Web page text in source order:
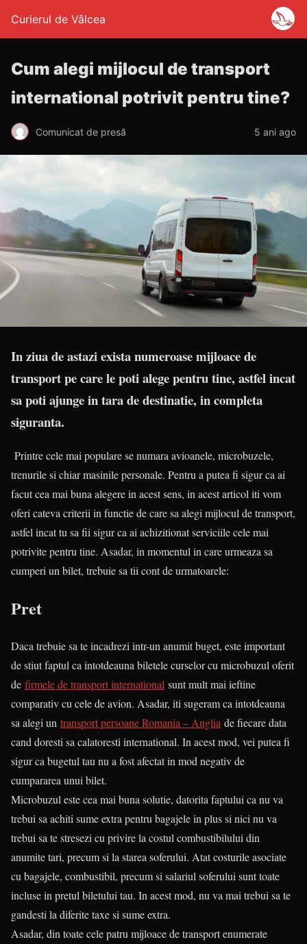
Curierul de Vâlcea
Cum alegi mijlocul de transport
international potrivit pentru tine?
Comunicat de presă 5 ani ago
In ziua de astazi exista numeroase mijloace de
transport pe care le poti alege pentru tine, astfel incat
sa poti ajunge in tara de destinatie, in completa
siguranta.
Printre cele mai populare se numara avioanele, microbuzele,
trenurile si chiar masinile personale. Pentru a putea fi sigur ca ai
facut cea mai buna alegere in acest sens, in acest articol iti vom
oferi cateva criterii in functie de care sa alegi mijlocul de transport,
astfel incat tu sa fii sigur ca ai achizitionat serviciile cele mai
potrivite pentru tine. Asadar, in momentul in care urmeaza sa
cumperi un bilet, trebuie sa tii cont de urmatoarele:
Pret
Daca trebuie sa te incadrezi intr-un anumit buget, este important
de stiut faptul ca intotdeauna biletele curselor cu microbuzul oferit
de firmele de transport international sunt mult mai ieftine
comparativ cu cele de avion. Asadar, iti sugeram ca intotdeauna
sa alegi un transport persoane Romania – Anglia de fiecare data
cand doresti sa calatoresti international. In acest mod, vei putea fi
sigur ca bugetul tau nu a fost afectat in mod negativ de
cumpararea unui bilet.
Microbuzul este cea mai buna solutie, datorita faptului ca nu va
trebui sa achiti sume extra pentru bagajele in plus si nici nu va
trebui sa te stresezi cu privire la costul combustibilului din
anumite tari, precum si la starea soferului. Atat costurile asociate
cu bagajele, combustibil, precum si salariul soferului sunt toate
incluse in pretul biletului tau. In acest mod, nu va mai trebui sa te
gandesti la diferite taxe si sume extra.
Asadar, din toate cele patru mijloace de transport enumerate